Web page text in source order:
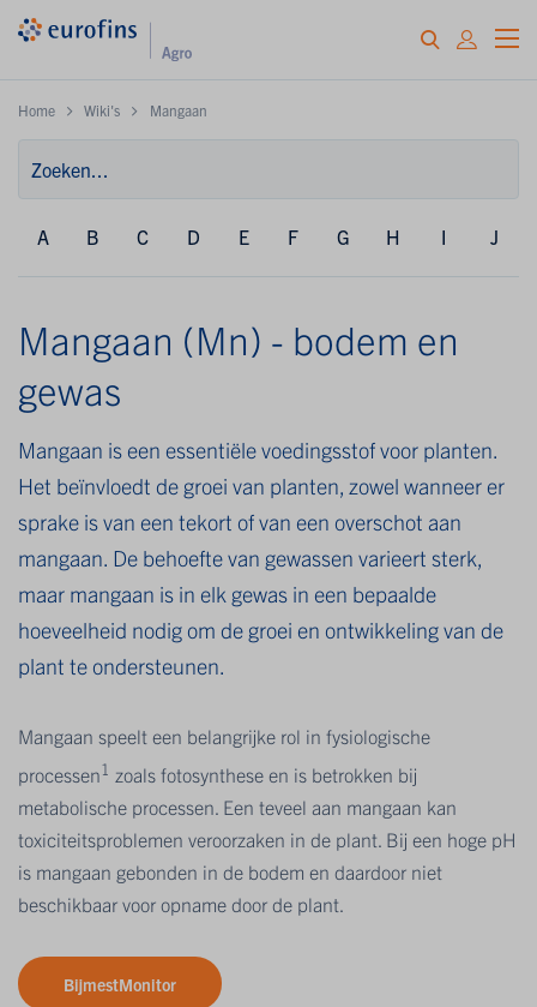
Home Wiki's Mangaan
A B C D E F G H I J
Mangaan (Mn) - bodem en
gewas
Mangaan is een essentiële voedingsstof voor planten.
Het beïnvloedt de groei van planten, zowel wanneer er
sprake is van een tekort of van een overschot aan
mangaan. De behoefte van gewassen varieert sterk,
maar mangaan is in elk gewas in een bepaalde
hoeveelheid nodig om de groei en ontwikkeling van de
plant te ondersteunen.
Mangaan speelt een belangrijke rol in fysiologische
processen1 zoals fotosynthese en is betrokken bij
metabolische processen. Een teveel aan mangaan kan
toxiciteitsproblemen veroorzaken in de plant. Bij een hoge pH
is mangaan gebonden in de bodem en daardoor niet
beschikbaar voor opname door de plant.
BijmestMonitor